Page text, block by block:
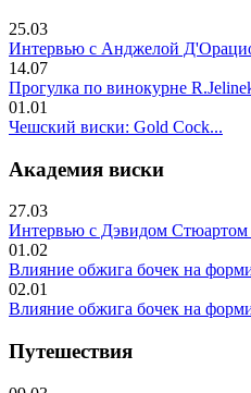
25.03
Интервью с Анджелой
14.07
Прогулка по винокурне
01.01
Чешский виски: Gold Cock...
Академия виски
27.03
Интервью с Дэвидом Стюартом
01.02
Влияние обжига бочек на
02.01
Влияние обжига бочек на
Путешествия